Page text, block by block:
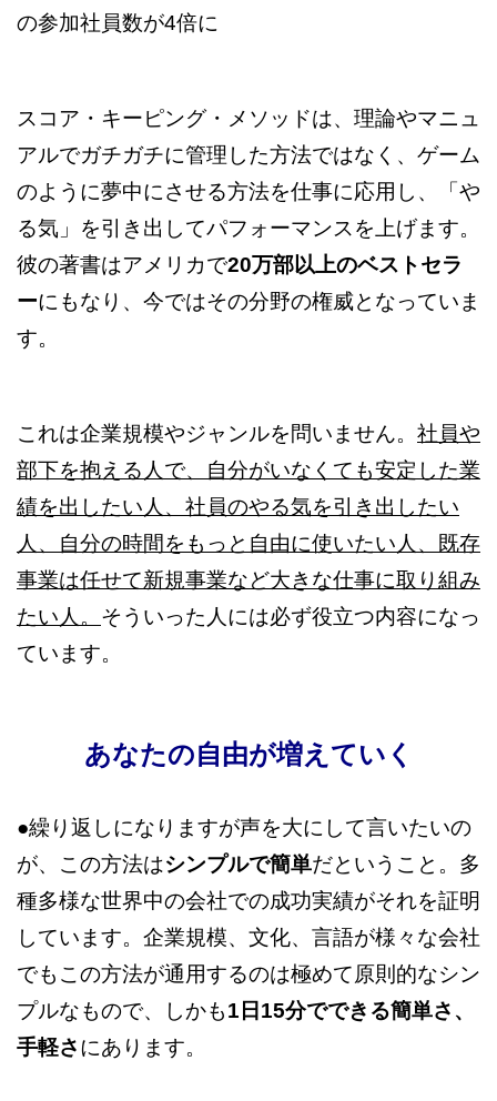
の参加社員数が4倍に
スコア・キーピング・メソッドは、理論やマニュ
アルでガチガチに管理した方法ではなく、ゲーム
のように夢中にさせる方法を仕事に応用し、「や
る気」を引き出してパフォーマンスを上げます。
彼の著書はアメリカで20万部以上のベストセラ
ーにもなり、今ではその分野の権威となっていま
す。
これは企業規模やジャンルを問いません。 社員や
部下を抱える人で、自分がいなくても安定した業
績を出したい人、社員のやる気を引き出したい
人、自分の時間をもっと自由に使いたい人、既存
事業は任せて新規事業など大きな仕事に取り組み
たい人。 そういった人には必ず役立つ内容になっ
ています。
あなたの自由が増えていく
●繰り返しになりますが声を大にして言いたいの
が、この方法はシンプルで簡単だということ。多
種多様な世界中の会社での成功実績がそれを証明
しています。企業規模、文化、言語が様々な会社
でもこの方法が通用するのは極めて原則的なシン
プルなもので、しかも1日15分でできる簡単さ、
手軽さにあります。